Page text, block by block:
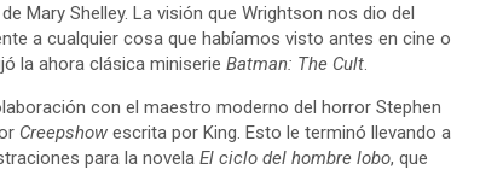
de Mary Shelley. La visión que Wrightson nos dio del
a cualquier cosa que habíamos visto antes en cine o
la ahora clásica miniserie Batman: The Cult.
con el maestro moderno del horror Stephen
Creepshow escrita por King. Esto le terminó llevando a
para la novela El ciclo del hombre lobo, que